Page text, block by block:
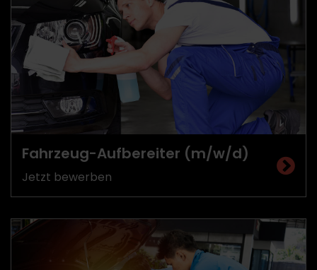
Fahrzeug-Aufbereiter (m/w/d)
Jetzt bewerben